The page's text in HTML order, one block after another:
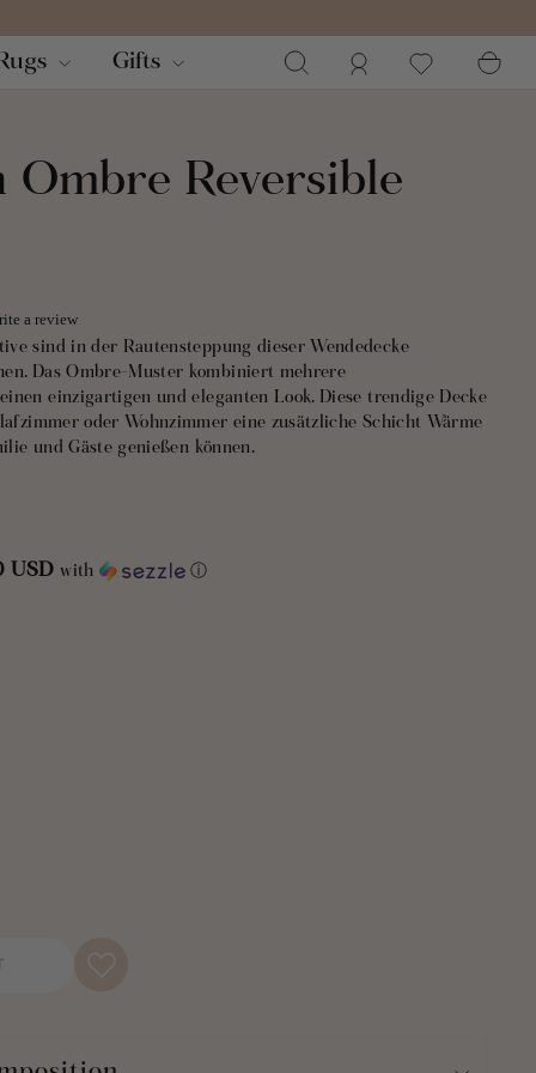
Gifts Suchen Einloggen
Ombre Reversible
a review
sind in der Rautensteppung dieser Wendedecke
Das Ombre-Muster kombiniert mehrere
einzigartigen und eleganten Look. Diese trendige Decke
oder Wohnzimmer eine zusätzliche Schicht Wärme
und Gäste genießen können.
„Medallion Ombre“. Die wunderschönen Medaillonmotive
Farbe zur nächsten.
neuen Look verleihen möchten, drehen Sie die Decke
Ombre“ ist 60 Zoll lang und 50 Zoll breit. Er hat die
bis zu zwei Erwachsene gemeinsam auf der Couch
möchten, dass das Schlafzimmer Ihres Kindes zu Ihrem
USD with ⓘ